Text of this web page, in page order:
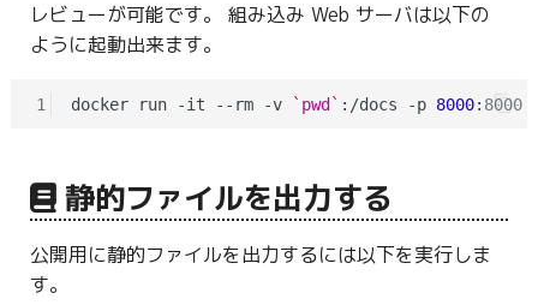
レビューが可能です。 組み込み Web サーバは以下の
ように起動出来ます。
1 docker run -it --rm -v ` pwd ` :/docs -p 8000:8000
静的ファイルを出力する
公開用に静的ファイルを出力するには以下を実行しま
す。